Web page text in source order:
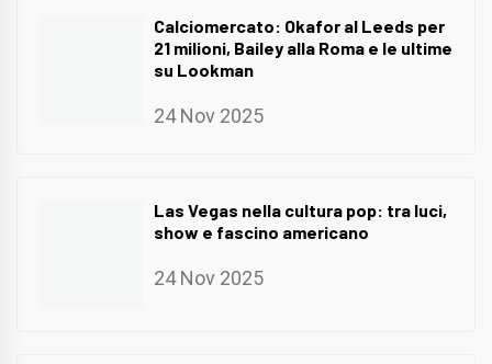
Calciomercato: Okafor al Leeds per
21 milioni, Bailey alla Roma e le ultime
su Lookman
24 Nov 2025
Las Vegas nella cultura pop: tra luci,
show e fascino americano
24 Nov 2025